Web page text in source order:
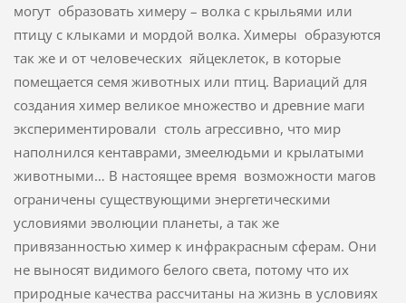
могут образовать химеру – волка с крыльями или
птицу с клыками и мордой волка. Химеры образуются
так же и от человеческих яйцеклеток, в которые
помещается семя животных или птиц. Вариаций для
создания химер великое множество и древние маги
экспериментировали столь агрессивно, что мир
наполнился кентаврами, змеелюдьми и крылатыми
животными… В настоящее время возможности магов
ограничены существующими энергетическими
условиями эволюции планеты, а так же
привязанностью химер к инфракрасным сферам. Они
не выносят видимого белого света, потому что их
природные качества рассчитаны на жизнь в условиях